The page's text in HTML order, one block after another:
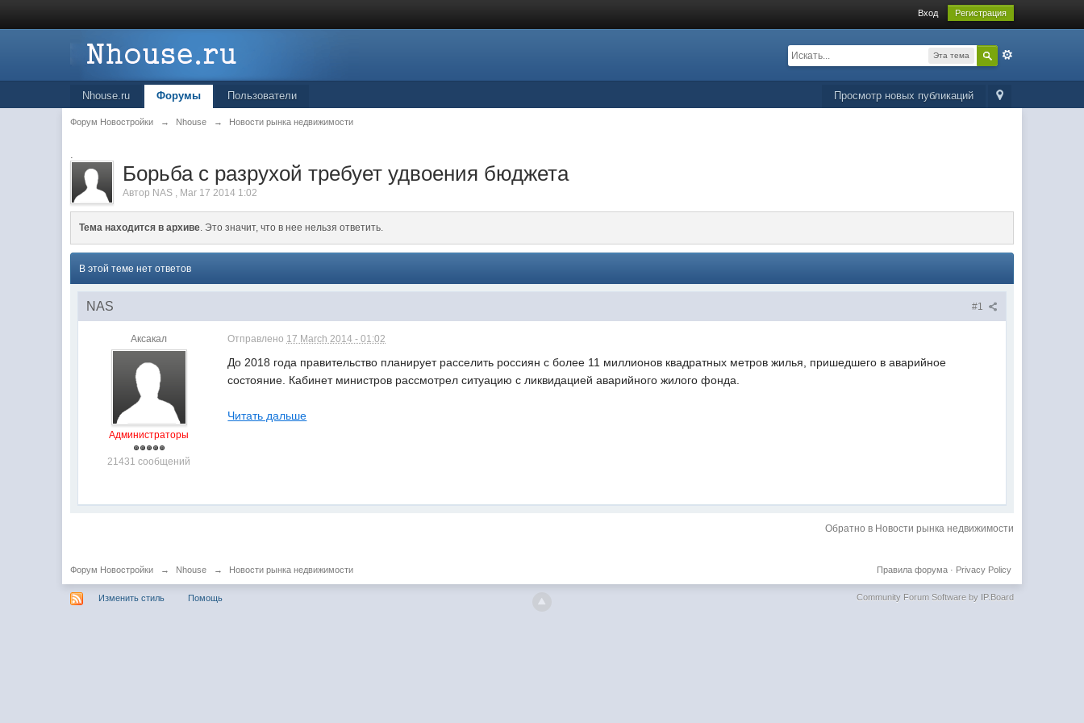
Вход Регистрация
Эта тема
Просмотр новых публикаций
Nhouse.ru Форумы Пользователи
Форум Новостройки → Nhouse → Новости рынка недвижимости
.
Борьба с разрухой требует удвоения бюджета
Автор NAS , Mar 17 2014 1:02
Тема находится в архиве. Это значит, что в нее нельзя ответить.
В этой теме нет ответов
#1
NAS
Аксакал
Администраторы
21431 сообщений
Отправлено 17 March 2014 - 01:02
До 2018 года правительство планирует расселить россиян с более 11 миллионов квадратных метров жилья, пришедшего в аварийное
состояние. Кабинет министров рассмотрел ситуацию с ликвидацией аварийного жилого фонда.
Читать дальше
Обратно в Новости рынка недвижимости
Форум Новостройки → Nhouse → Новости рынка недвижимости Privacy Policy
Правила форума·
Изменить стиль Помощь Community Forum Software by IP.Board